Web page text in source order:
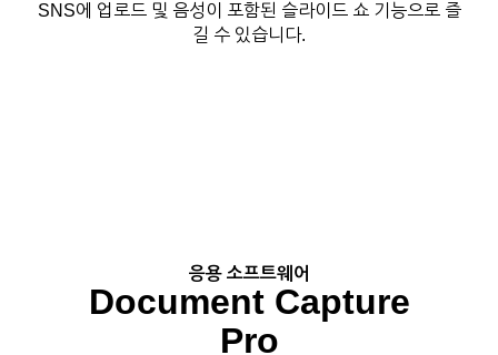
SNS에 업로드 및 음성이 포함된 슬라이드 쇼 기능으로 즐
길 수 있습니다.
응용 소프트웨어
Document Capture
Pro